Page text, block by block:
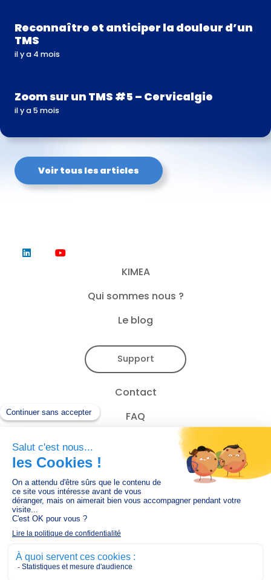
Reconnaître et anticiper la douleur d’un
TMS
il y a 4 mois
Zoom sur un TMS #5 – Cervicalgie
il y a 5 mois
Voir tous les articles
KIMEA
Qui sommes nous ?
Le blog
Support
Contact
FAQ
CGU